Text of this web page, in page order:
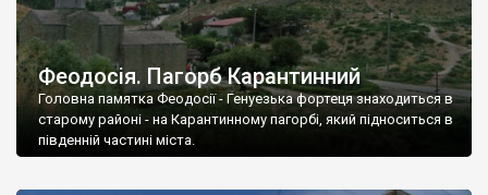
Феодосія. Пагорб Карантинний
Головна памятка Феодосії - Генуезька фортеця знаходиться в
старому районі - на Карантинному пагорбі, який підноситься в
південній частині міста.